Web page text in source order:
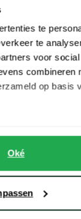
te
te
voor
combineren
op basis
Oké
heeft u de
er met de Big &
voor dat u
Merken zoals
zijn
maten, van S